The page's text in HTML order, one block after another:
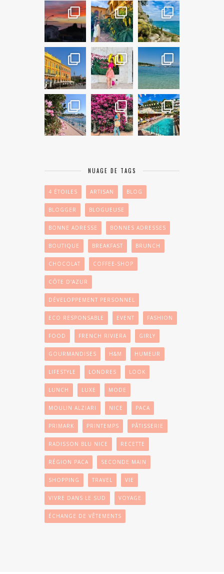
NUAGE DE TAGS
4 ÉTOILES ARTISAN BLOG
BLOGGER BLOGUEUSE
BONNE ADRESSE BONNES ADRESSES
BOUTIQUE BREAKFAST BRUNCH
CHOCOLAT COFFEE-SHOP
CÔTE D'AZUR
DÉVELOPPEMENT PERSONNEL
ECO RESPONSABLE EVENT FASHION
FOOD FRENCH RIVIERA GIRLY
GOURMANDISES H&M HUMEUR
LIFESTYLE LONDRES LOOK
LUNCH LUXE MODE
MOULIN ALZIARI NICE PACA
PRIMARK PRINTEMPS PÂTISSERIE
RADISSON BLU NICE RECETTE
RÉGION PACA SECONDE MAIN
SHOPPING TRAVEL VIE
VIVRE DANS LE SUD VOYAGE
ÉCHANGE DE VÊTEMENTS